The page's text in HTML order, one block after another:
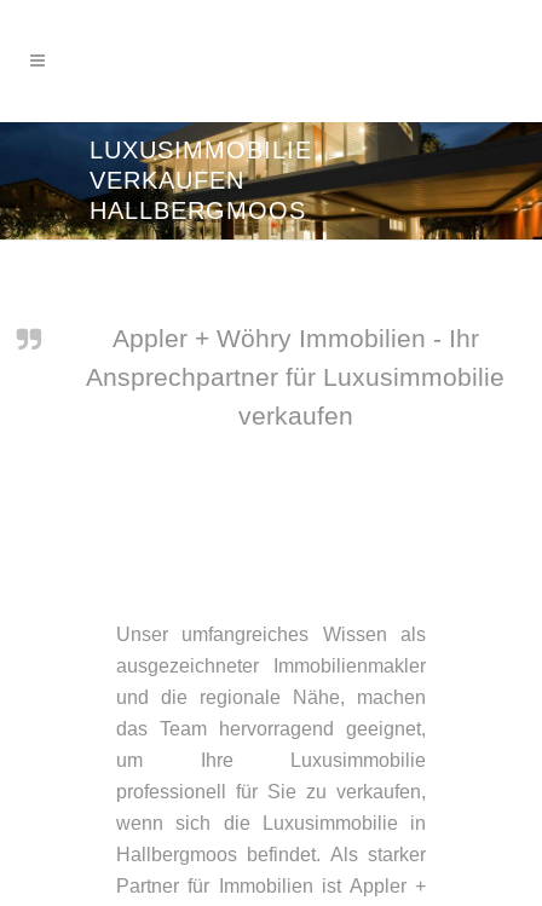
LUXUSIMMOBILIE
VERKAUFEN
HALLBERGMOOS
Appler + Wöhry Immobilien - Ihr
Ansprechpartner für Luxusimmobilie
verkaufen
Unser umfangreiches Wissen als
ausgezeichneter Immobilienmakler
und die regionale Nähe, machen
das Team hervorragend geeignet,
um Ihre Luxusimmobilie
professionell für Sie zu verkaufen,
wenn sich die Luxusimmobilie in
Hallbergmoos befindet. Als starker
Partner für Immobilien ist Appler +